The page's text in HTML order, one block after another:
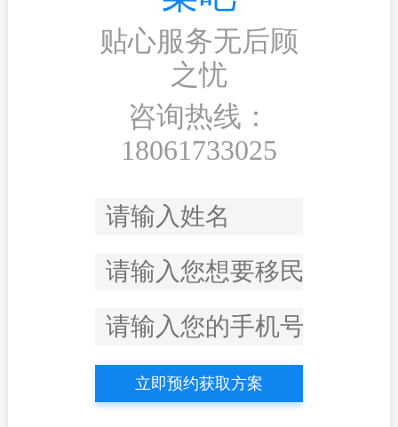
贴心服务无后顾
之忧
咨询热线：
18061733025
立即预约获取方案